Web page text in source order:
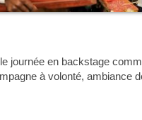
journée en backstage
à volonté, ambiance